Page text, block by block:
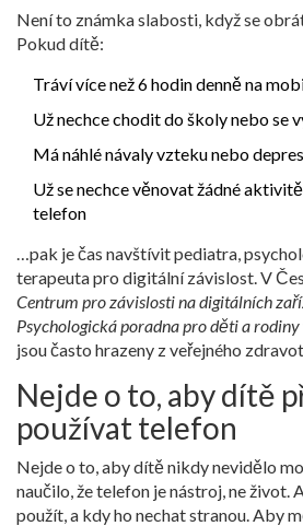
Není to známka slabosti, když se
Pokud dítě:
Tráví více než 6 hodin denně na
Už nechce chodit do školy nebo se
Má náhlé návaly vzteku nebo
Už se nechce věnovat žádné
telefon
…pak je čas navštívit pediatra,
terapeuta pro digitální závislost. V
Centrum pro závislosti na digitálních
Psychologická poradna pro děti a rodiny
jsou často hrazeny z veřejného
Nejde o to, aby dítě
používat telefon
Nejde o to, aby dítě nikdy nevidělo
naučilo, že telefon je nástroj, ne život.
použít, a kdy ho nechat stranou. Aby